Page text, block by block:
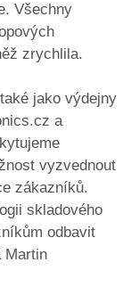
Všechny
zrychlila.
jako výdejny
a
vyzvednout
zákazníků.
skladového
odbavit
Martin